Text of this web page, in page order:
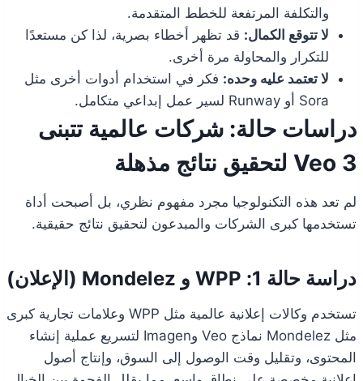
والتكلفة المرتفعة للخطط المتقدمة.
لا تتوقع الكمال: قد تظهر أخطاء بصرية، لذا كن مستعدًا
للتكرار والمحاولة مرة أخرى.
لا تعتمد عليه وحده: فكر في استخدام أدوات أخرى مثل
Sora أو Runway لسير عمل إبداعي متكامل.
دراسات حالة: شركات عالمية تتبنى
Veo 3 لتحقيق نتائج مذهلة
لم تعد هذه التكنولوجيا مجرد مفهوم نظري، بل أصبحت أداة
تستخدمها كبرى الشركات والمبدعون لتحقيق نتائج حقيقية.
دراسة حالة 1: WPP و Mondelez (الإعلان)
تستخدم وكالات إعلانية عالمية مثل WPP وعلامات تجارية كبرى
مثل Mondelez نماذج Veo وImagen لتسريع عملية إنشاء
المحتوى، وتقليل وقت الوصول إلى السوق، وإنتاج أصول